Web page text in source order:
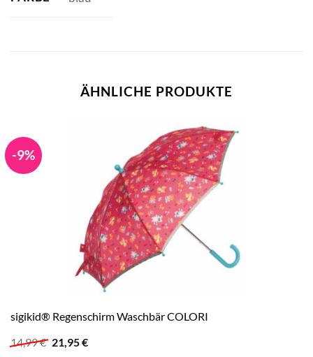
ÄHNLICHE PRODUKTE
-9%
sigikid® Regenschirm Waschbär COLORI
14,99€ Ursprünglicher
Preis
21,95€Aktueller